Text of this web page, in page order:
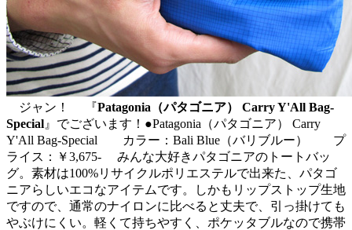
ジャン！ 『Patagonia（パタゴニア） Carry Y'All Bag-
Special 』でございます！ ●Patagonia（パタゴニア） Carry
Y'All Bag-Special カラー：Bali Blue（バリブルー） プ
ライス：￥3,675- みんな大好きパタゴニアのトートバッ
グ。素材は100%リサイクルポリエステルで出来た、パタゴ
ニアらしいエコなアイテムです。しかもリップストップ生地
ですので、通常のナイロンに比べると丈夫で、引っ掛けても
やぶけにくい。軽くて持ちやすく、ポケッタブルなので携帯